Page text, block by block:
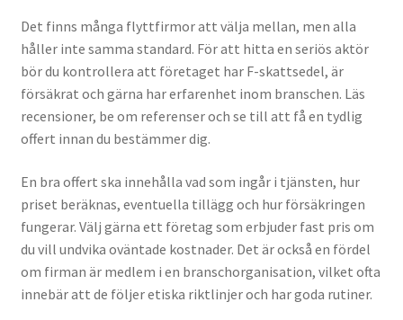
Det finns många flyttfirmor att välja mellan, men alla
håller inte samma standard. För att hitta en seriös aktör
bör du kontrollera att företaget har F-skattsedel, är
försäkrat och gärna har erfarenhet inom branschen. Läs
recensioner, be om referenser och se till att få en tydlig
offert innan du bestämmer dig.
En bra offert ska innehålla vad som ingår i tjänsten, hur
priset beräknas, eventuella tillägg och hur försäkringen
fungerar. Välj gärna ett företag som erbjuder fast pris om
du vill undvika oväntade kostnader. Det är också en fördel
om firman är medlem i en branschorganisation, vilket ofta
innebär att de följer etiska riktlinjer och har goda rutiner.